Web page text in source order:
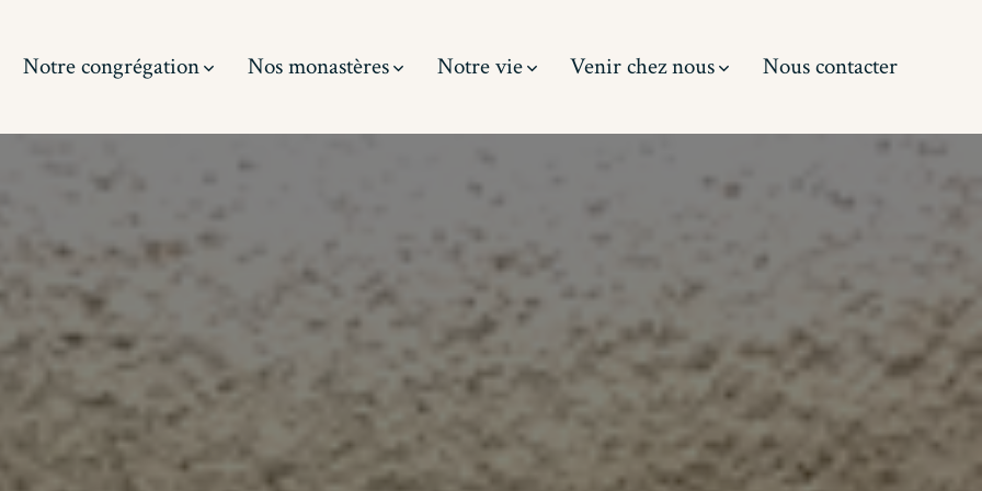
Notre congrégation Nos monastères Notre vie Venir chez nous Nous contacter